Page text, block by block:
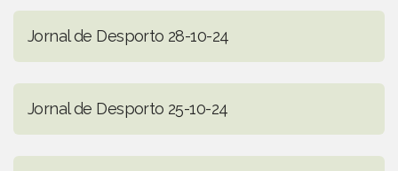
Jornal de Desporto 28-10-24
Jornal de Desporto 25-10-24